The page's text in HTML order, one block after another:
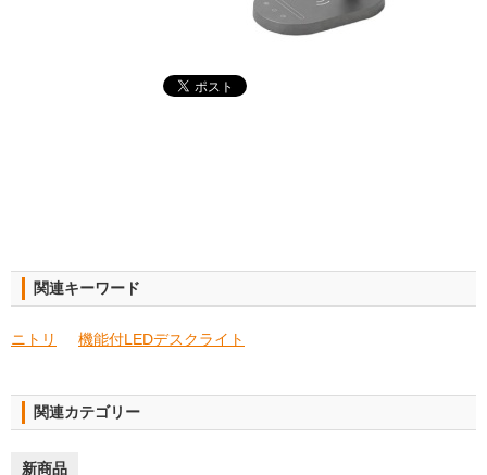
関連キーワード
ニトリ 機能付LEDデスクライト
関連カテゴリー
新商品